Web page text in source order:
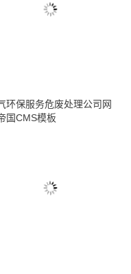
环保服务危废处理公司网
国CMS模板